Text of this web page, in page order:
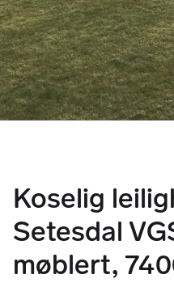
Koselig
Setesdal
møblert,